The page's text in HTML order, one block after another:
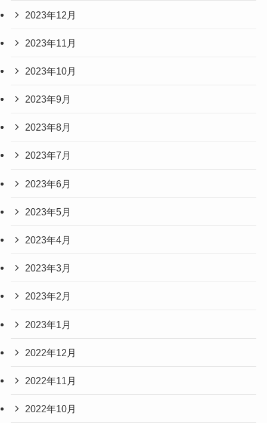
2023年12月
2023年11月
2023年10月
2023年9月
2023年8月
2023年7月
2023年6月
2023年5月
2023年4月
2023年3月
2023年2月
2023年1月
2022年12月
2022年11月
2022年10月